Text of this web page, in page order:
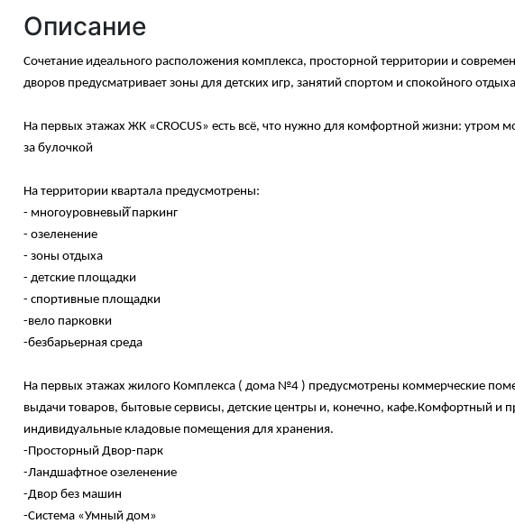
Описание
Сочетание идеального расположения комплекса, просторной территории и
дворов предусматривает зоны для детских игр, занятий спортом и спокойного
На первых этажах ЖК «CROCUS» есть всё, что нужно для комфортной жизни:
за булочкой
На территории квартала предусмотрены:
- многоуровневый̆ паркинг
- озеленение
- зоны отдыха
- детские площадки
- спортивные площадки
-вело парковки
-безбарьерная среда
На первых этажах жилого Комплекса ( дома №4 ) предусмотрены коммерческие
выдачи товаров, бытовые сервисы, детские центры и, конечно, кафе.Комфортный и
индивидуальные кладовые помещения для хранения.
-Просторный Двор-парк
-Ландшафтное озеленение
-Двор без машин
-Система «Умный дом»